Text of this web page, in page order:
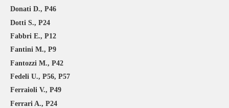
Donati D., P46
Dotti S., P24
Fabbri E., P12
Fantini M., P9
Fantozzi M., P42
Fedeli U., P56, P57
Ferraioli V., P49
Ferrari A., P24